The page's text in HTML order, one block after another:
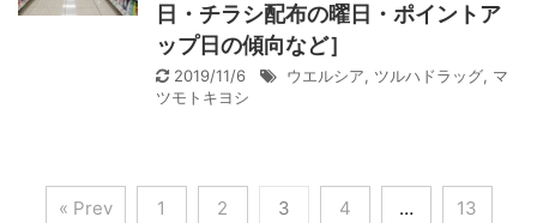
日・チラシ配布の曜日・ポイントア
ップ日の傾向など］
2019/11/6 ウエルシア, ツルハドラッグ, マ
ツモトキヨシ
« Prev 1 2 3 4 … 13